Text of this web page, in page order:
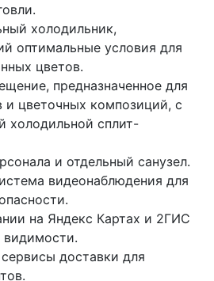
холодильник,
оптимальные условия для
цветов.
предназначенное для
и цветочных композиций, с
холодильной сплит-
и отдельный санузел.
видеонаблюдения для
на Яндекс Картах и 2ГИС
доставки для